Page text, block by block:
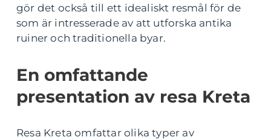
gör det också till ett idealiskt resmål för de
som är intresserade av att utforska antika
ruiner och traditionella byar.
En omfattande
presentation av resa Kreta
Resa Kreta omfattar olika typer av